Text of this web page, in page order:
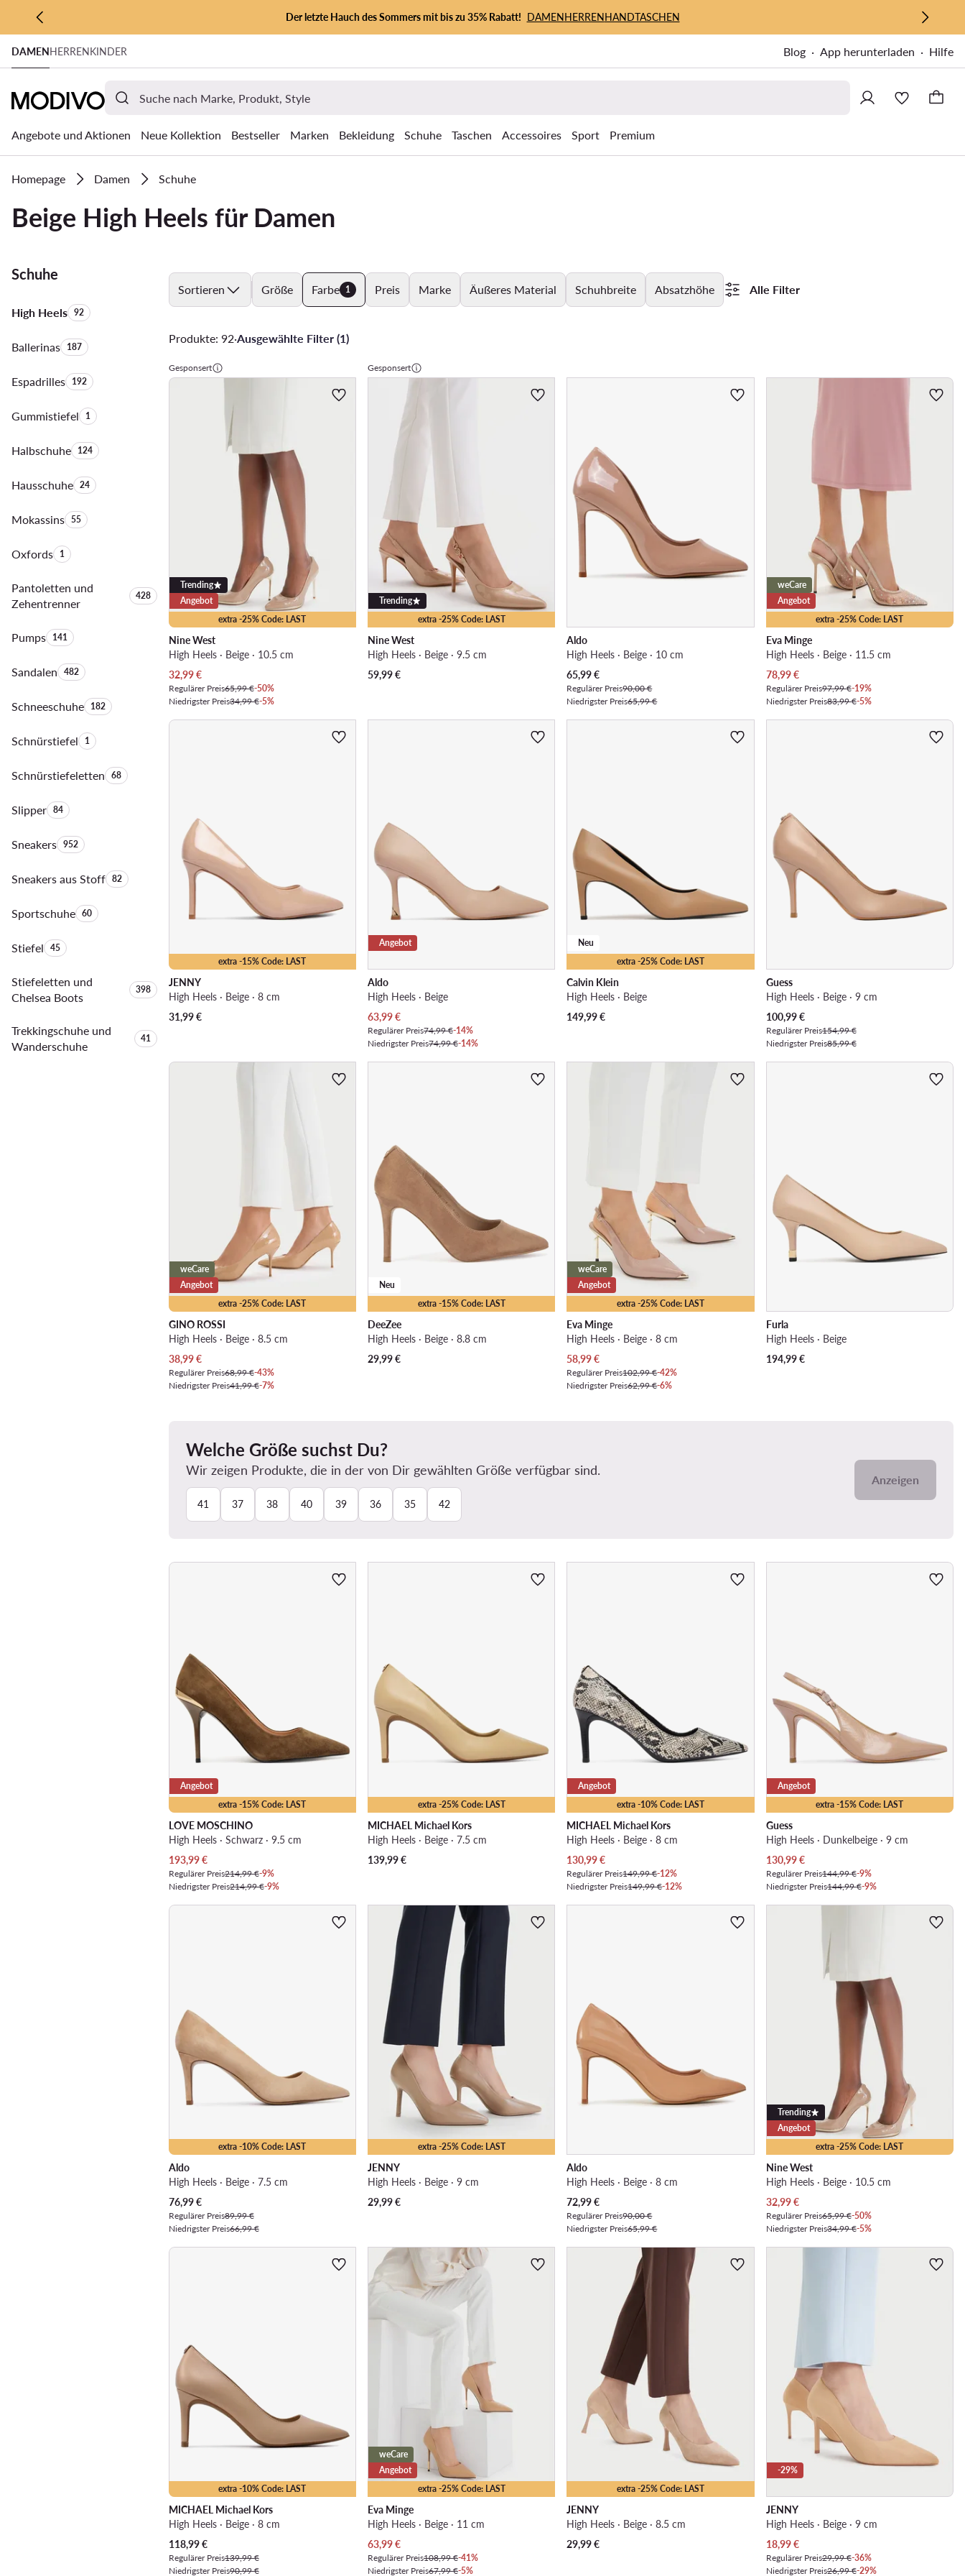
ZUM HAUPTINHALT SPRINGEN
ZUR SUCHE
Der letzte Hauch des Sommers mit bis zu 35% Rabatt! DAMENHERRENHANDTASCHEN
DAMENHERRENKINDER Blog App herunterladen Hilfe
Angebote und Aktionen Neue Kollektion Bestseller Marken Bekleidung Schuhe Taschen Accessoires Sport Premium
Homepage Damen Schuhe
Beige High Heels für Damen
Schuhe
High HeelsAnzahl der Produkte:
92
BallerinasAnzahl der Produkte:
187
EspadrillesAnzahl der Produkte:
192
GummistiefelAnzahl der Produkte:
1
HalbschuheAnzahl der Produkte:
124
HausschuheAnzahl der Produkte:
24
MokassinsAnzahl der Produkte:
55
OxfordsAnzahl der Produkte:
1
Pantoletten und
Zehentrenner
Anzahl der Produkte:
428
PumpsAnzahl der Produkte:
141
SandalenAnzahl der Produkte:
482
SchneeschuheAnzahl der Produkte:
182
SchnürstiefelAnzahl der Produkte:
1
SchnürstiefelettenAnzahl der Produkte:
68
SlipperAnzahl der Produkte:
84
SneakersAnzahl der Produkte:
952
Sneakers aus StoffAnzahl der Produkte:
82
SportschuheAnzahl der Produkte:
60
StiefelAnzahl der Produkte:
45
Stiefeletten und
Chelsea Boots
Anzahl der Produkte:
398
Trekkingschuhe und
Wanderschuhe
Anzahl der Produkte:
41
Sortieren Größe Farbe 1 Preis Marke Äußeres Material Schuhbreite Absatzhöhe Alle Filter
Produkte: 92·Ausgewählte Filter (1)
Gesponsert
extra -25% Code: LAST
Trending
Angebot
Nine West
High Heels · Beige · 10.5 cm
Aktueller Preis
32,99€
Regulärer Preis65,99 €-50%
Niedrigster Preis34,99 €-5%
Gesponsert
extra -25% Code: LAST
Trending
Nine West
High Heels · Beige · 9.5 cm
59,99€
Aldo
High Heels · Beige · 10 cm
Aktueller Preis
65,99€
Regulärer Preis90,00 €
Niedrigster Preis65,99 €
extra -25% Code: LAST
weCare
Angebot
Eva Minge
High Heels · Beige · 11.5 cm
Aktueller Preis
78,99€
Regulärer Preis97,99 €-19%
Niedrigster Preis83,99 €-5%
extra -15% Code: LAST
JENNY
High Heels · Beige · 8 cm
31,99€
Angebot
Aldo
High Heels · Beige
Aktueller Preis
63,99€
Regulärer Preis74,99 €-14%
Niedrigster Preis74,99 €-14%
extra -25% Code: LAST
Neu
Calvin Klein
High Heels · Beige
149,99€
Guess
High Heels · Beige · 9 cm
Aktueller Preis
100,99€
Regulärer Preis154,99 €
Niedrigster Preis85,99 €
extra -25% Code: LAST
weCare
Angebot
GINO ROSSI
High Heels · Beige · 8.5 cm
Aktueller Preis
38,99€
Regulärer Preis68,99 €-43%
Niedrigster Preis41,99 €-7%
extra -15% Code: LAST
Neu
DeeZee
High Heels · Beige · 8.8 cm
29,99€
extra -25% Code: LAST
weCare
Angebot
Eva Minge
High Heels · Beige · 8 cm
Aktueller Preis
58,99€
Regulärer Preis102,99 €-42%
Niedrigster Preis62,99 €-6%
Furla
High Heels · Beige
194,99€
Welche Größe suchst Du?
Wir zeigen Produkte, die in der von Dir gewählten Größe verfügbar sind.
41 37 38 40 39 36 35 42
Anzeigen
extra -15% Code: LAST
Angebot
LOVE MOSCHINO
High Heels · Schwarz · 9.5 cm
Aktueller Preis
193,99€
Regulärer Preis214,99 €-9%
Niedrigster Preis214,99 €-9%
extra -25% Code: LAST
MICHAEL Michael Kors
High Heels · Beige · 7.5 cm
139,99€
extra -10% Code: LAST
Angebot
MICHAEL Michael Kors
High Heels · Beige · 8 cm
Aktueller Preis
130,99€
Regulärer Preis149,99 €-12%
Niedrigster Preis149,99 €-12%
extra -15% Code: LAST
Angebot
Guess
High Heels · Dunkelbeige · 9 cm
Aktueller Preis
130,99€
Regulärer Preis144,99 €-9%
Niedrigster Preis144,99 €-9%
extra -10% Code: LAST
Aldo
High Heels · Beige · 7.5 cm
Aktueller Preis
76,99€
Regulärer Preis89,99 €
Niedrigster Preis66,99 €
extra -25% Code: LAST
JENNY
High Heels · Beige · 9 cm
29,99€
Aldo
High Heels · Beige · 8 cm
Aktueller Preis
72,99€
Regulärer Preis90,00 €
Niedrigster Preis65,99 €
extra -25% Code: LAST
Trending
Angebot
Nine West
High Heels · Beige · 10.5 cm
Aktueller Preis
32,99€
Regulärer Preis65,99 €-50%
Niedrigster Preis34,99 €-5%
extra -10% Code: LAST
MICHAEL Michael Kors
High Heels · Beige · 8 cm
Aktueller Preis
118,99€
Regulärer Preis139,99 €
Niedrigster Preis90,99 €
extra -25% Code: LAST
weCare
Angebot
Eva Minge
High Heels · Beige · 11 cm
Aktueller Preis
63,99€
Regulärer Preis108,99 €-41%
Niedrigster Preis67,99 €-5%
extra -25% Code: LAST
JENNY
High Heels · Beige · 8.5 cm
29,99€
-29%
JENNY
High Heels · Beige · 9 cm
Aktueller Preis
18,99€
Regulärer Preis29,99 €-36%
Niedrigster Preis26,99 €-29%